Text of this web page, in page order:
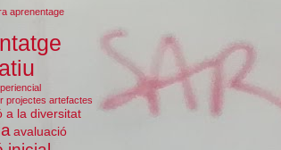
aprenentage
projectes artefactes
a la diversitat
avaluació